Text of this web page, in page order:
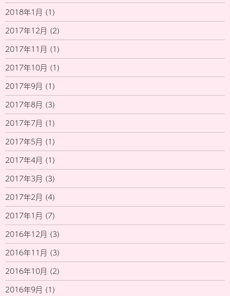
2018年1月 (1)
2017年12月 (2)
2017年11月 (1)
2017年10月 (1)
2017年9月 (1)
2017年8月 (3)
2017年7月 (1)
2017年5月 (1)
2017年4月 (1)
2017年3月 (3)
2017年2月 (4)
2017年1月 (7)
2016年12月 (3)
2016年11月 (3)
2016年10月 (2)
2016年9月 (1)